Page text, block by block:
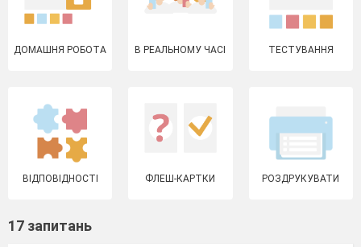
ДОМАШНЯ РОБОТА В РЕАЛЬНОМУ ЧАСІ ТЕСТУВАННЯ
ВІДПОВІДНОСТІ ФЛЕШ-КАРТКИ РОЗДРУКУВАТИ
17 запитань